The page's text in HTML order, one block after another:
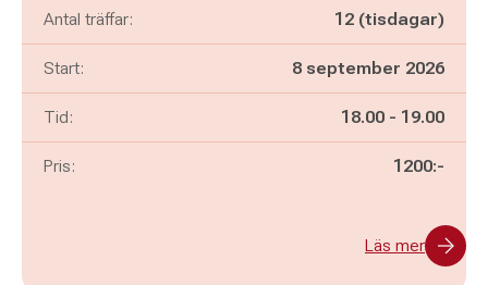
Antal träffar: 12 (tisdagar)
Start: 8 september 2026
Tid: Pågår mellan
18.00 - och
19.00
Pris: 1200:-
Läs mer